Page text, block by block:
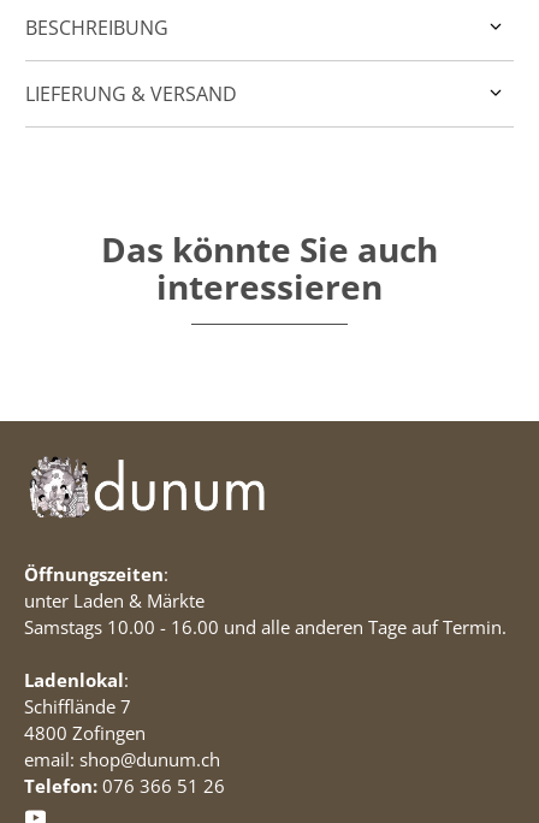
BESCHREIBUNG
LIEFERUNG & VERSAND
Das könnte Sie auch
interessieren
Öffnungszeiten:
unter Laden & Märkte
Samstags 10.00 - 16.00 und alle anderen Tage auf Termin.
Ladenlokal:
Schifflände 7
4800 Zofingen
email: shop@dunum.ch
Telefon: 076 366 51 26